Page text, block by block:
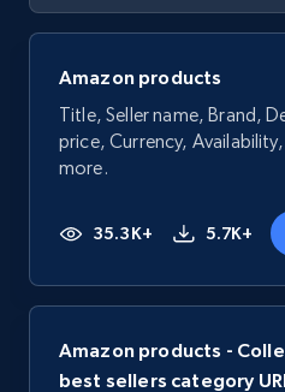
Amazon products
Title, Seller name, Brand,
price, Currency,
more.
35.3K+ 5.7K+
Amazon products -
best sellers category